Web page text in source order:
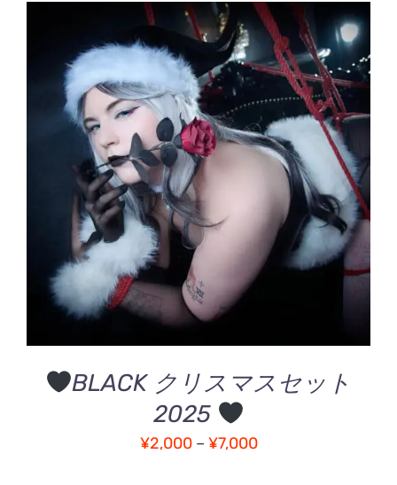
オプションを選択
こ
品
に
は
複
リ
シ
詳細
BLACK クリスマスセット
2025
¥2,000 – ¥7,000価